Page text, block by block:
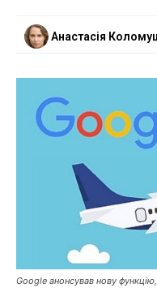
Криптовалюта
Робота і
Публікації
ФОП
Курс валют
Анастасія
Google анонсував нову